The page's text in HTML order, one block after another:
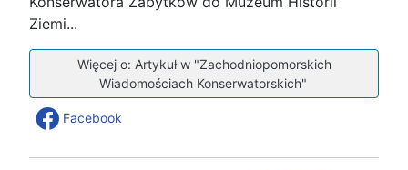
Ziemi...
Więcej o: Artykuł w "Zachodniopomorskich
Wiadomościach Konserwatorskich"
Facebook